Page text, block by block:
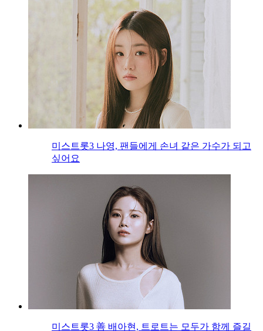
미스트롯3 나영, 팬들에게 손녀 같은 가수가 되고
싶어요
미스트롯3 善 배아현, 트로트는 모두가 함께 즐길